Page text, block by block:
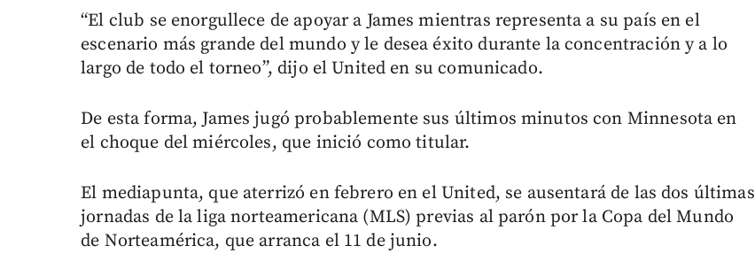
“El club se enorgullece de apoyar a James mientras representa a su país en el
escenario más grande del mundo y le desea éxito durante la concentración y a lo
largo de todo el torneo”, dijo el United en su comunicado.
De esta forma, James jugó probablemente sus últimos minutos con Minnesota en
el choque del miércoles, que inició como titular.
El mediapunta, que aterrizó en febrero en el United, se ausentará de las dos últimas
jornadas de la liga norteamericana (MLS) previas al parón por la Copa del Mundo
de Norteamérica, que arranca el 11 de junio.